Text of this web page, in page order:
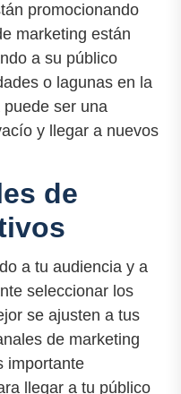
promocionando
marketing están
a su público
o lagunas en la
ser una
y llegar a nuevos
de
a tu audiencia y a
seleccionar los
se ajusten a tus
de marketing
importante
llegar a tu público